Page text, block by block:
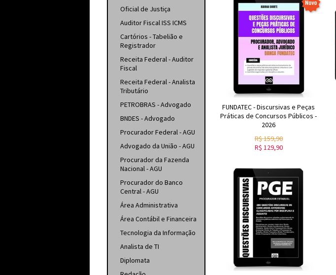
Oficial de Justiça
Auditor Fiscal ISS ICMS
Cartórios - Tabelião e
Registrador
Receita Federal - Auditor
Fiscal
Receita Federal - Analista
Tributário
PETROBRAS - Advogado
BNDES - Advogado
Procurador Federal - AGU
Advogado da União - AGU
Procurador da Fazenda
Nacional - AGU
Procurador do Banco
Central - AGU
Área Administrativa
Área Contábil e Financeira
Tecnologia da Informação
Analista de TI
Diplomata
FUNDATEC - Discursivas e Peças
Práticas de Concursos Públicos -
2026
R$159,90
R$ 129,90